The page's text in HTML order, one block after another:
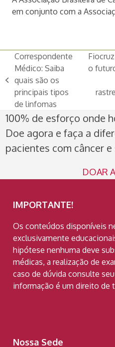
em conjunto com a
previous
post:
Correspondente
Médico: Saiba
quais são os
principais tipos
de linfomas
post:
o
100% de esforço onde
Doe agora e faça a
pacientes com câncer
DOAR
IMPORTANTE!
Os conteúdos disponíveis
exclusivamente
hipótese nenhuma deve
médicas, a realização de
caso de dúvida consulte
informação é um direito de
Nossa Sede